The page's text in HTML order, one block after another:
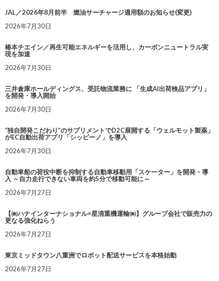
JAL／2026年8月前半 燃油サーチャージ適用額のお知らせ(変更)
2026年7月30日
椿本チエイン／再生可能エネルギーを活用し、カーボンニュートラル実
現を加速
2026年7月30日
三井倉庫ホールディングス、受託物流業務に 「生成AI出荷検品アプリ」
を開発・導入開始
2026年7月30日
“独自開発こだわり”のサプリメントでD2C展開する「ウェルモット製薬」
がEC自動出荷アプリ「シッピーノ」を導入
2026年7月30日
自動車船の荷役中断を抑制する自動車移動用「スケーター」を開発・導
入 ～自力走行できない車両を約5分で移動可能に～
2026年7月27日
【㈱ハナインターナショナル×星清重機運輸㈱】グループ会社で販売力の
更なる強化ねらう
2026年7月27日
東京ミッドタウン八重洲でロボット配送サービスを本格始動
2026年7月27日